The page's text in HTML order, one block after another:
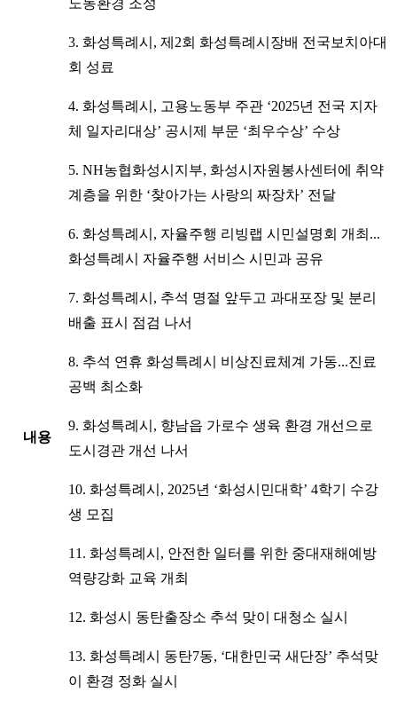
내용
3. 화성특례시, 제2회 화성특례시장배 전국보치아대
회 성료
4. 화성특례시, 고용노동부 주관 ‘2025년 전국 지자
체 일자리대상’ 공시제 부문 ‘최우수상’ 수상
5. NH농협화성시지부, 화성시자원봉사센터에 취약
계층을 위한 ‘찾아가는 사랑의 짜장차’ 전달
6. 화성특례시, 자율주행 리빙랩 시민설명회 개최...
화성특례시 자율주행 서비스 시민과 공유
7. 화성특례시, 추석 명절 앞두고 과대포장 및 분리
배출 표시 점검 나서
8. 추석 연휴 화성특례시 비상진료체계 가동...진료
공백 최소화
9. 화성특례시, 향남읍 가로수 생육 환경 개선으로
도시경관 개선 나서
10. 화성특례시, 2025년 ‘화성시민대학’ 4학기 수강
생 모집
11. 화성특례시, 안전한 일터를 위한 중대재해예방
역량강화 교육 개최
12. 화성시 동탄출장소 추석 맞이 대청소 실시
13. 화성특례시 동탄7동, ‘대한민국 새단장’ 추석맞
이 환경 정화 실시